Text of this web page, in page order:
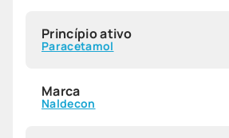
Princípio ativo
Paracetamol
Marca
Naldecon